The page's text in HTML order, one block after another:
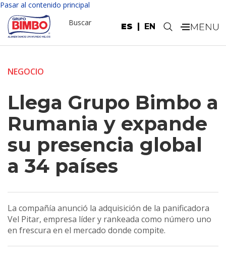
Pasar al contenido principal
ES EN
Buscar .
NEGOCIO
Llega Grupo Bimbo a
Rumania y expande
su presencia global
a 34 países
La compañía anunció la adquisición de la panificadora
Vel Pitar, empresa líder y rankeada como número uno
en frescura en el mercado donde compite.